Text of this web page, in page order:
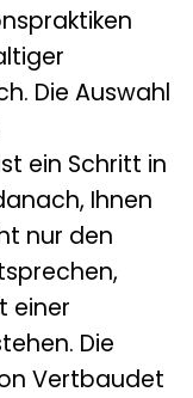
Die Auswahl
ein Schritt in
Ihnen
nur den
einer
Die
Vertbaudet